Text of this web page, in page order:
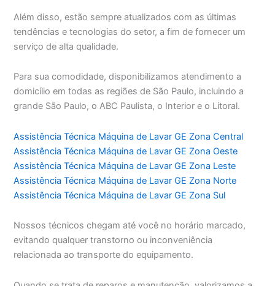
Além disso, estão sempre atualizados com as últimas
tendências e tecnologias do setor, a fim de fornecer um
serviço de alta qualidade.
Para sua comodidade, disponibilizamos atendimento a
domicílio em todas as regiões de São Paulo, incluindo a
grande São Paulo, o ABC Paulista, o Interior e o Litoral.
Assistência Técnica Máquina de Lavar GE Zona Central
Assistência Técnica Máquina de Lavar GE Zona Oeste
Assistência Técnica Máquina de Lavar GE Zona Leste
Assistência Técnica Máquina de Lavar GE Zona Norte
Assistência Técnica Máquina de Lavar GE Zona Sul
Nossos técnicos chegam até você no horário marcado,
evitando qualquer transtorno ou inconveniência
relacionada ao transporte do equipamento.